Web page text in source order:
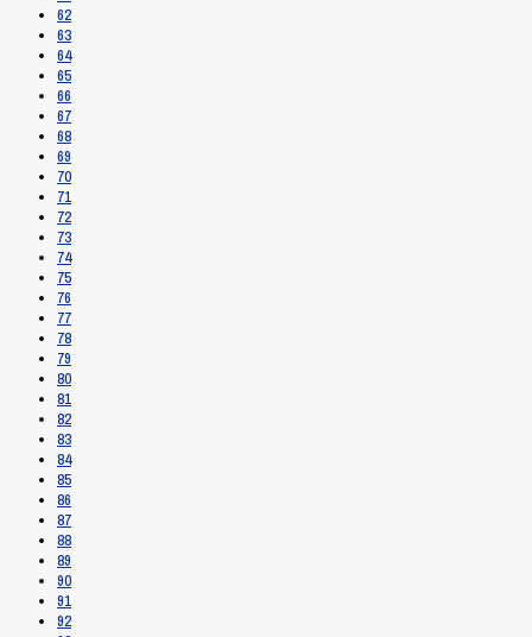
62
63
64
65
66
67
68
69
70
71
72
73
74
75
76
77
78
79
80
81
82
83
84
85
86
87
88
89
90
91
92